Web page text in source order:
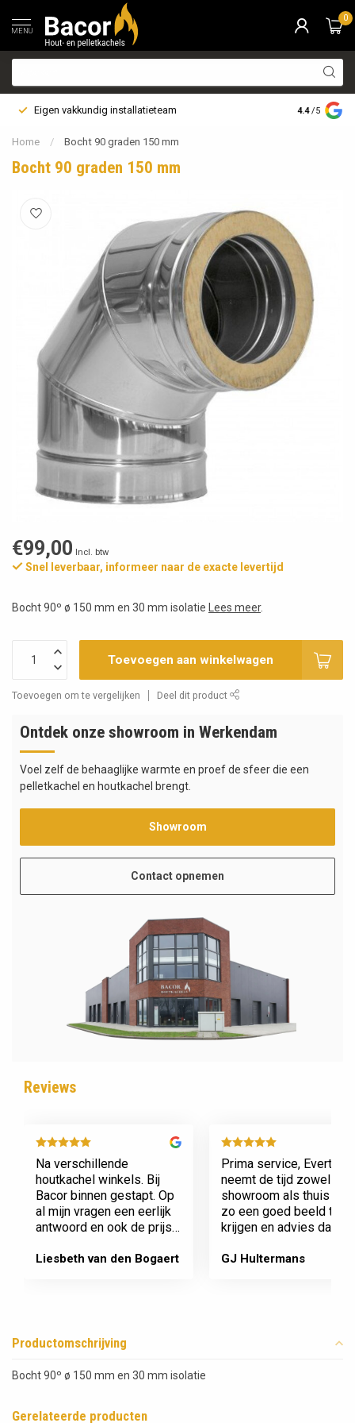
MENU
0
Eigen vakkundig installatieteam Bezorging
4.4 /5
Home / Bocht 90 graden 150 mm
Bocht 90 graden 150 mm
€99,00 Incl. btw
Snel leverbaar, informeer naar de exacte levertijd
Bocht 90º ø 150 mm en 30 mm isolatie Lees meer.
Toevoegen aan winkelwagen
Toevoegen om te vergelijken Deel dit product
Ontdek onze showroom in Werkendam
Voel zelf de behaaglijke warmte en proef de sfeer die een
pelletkachel en houtkachel brengt.
Showroom
Contact opnemen
Reviews
Na verschillende
houtkachel winkels. Bij
Bacor binnen gestapt. Op
al mijn vragen een eerlijk
antwoord en ook de prijs
Afspraak is afspraak geen
Liesbeth van den Bogaert
Prima service, Evert
neemt de tijd zowel in
showroom als thuis om
zo een goed beeld te
krijgen en advies daarop
nieuwe kachel. Komt
GJ Hultermans
Productomschrijving
Bocht 90º ø 150 mm en 30 mm isolatie
Gerelateerde producten